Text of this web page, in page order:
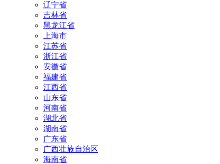
辽宁省
吉林省
黑龙江省
上海市
江苏省
浙江省
安徽省
福建省
江西省
山东省
河南省
湖北省
湖南省
广东省
广西壮族自治区
海南省